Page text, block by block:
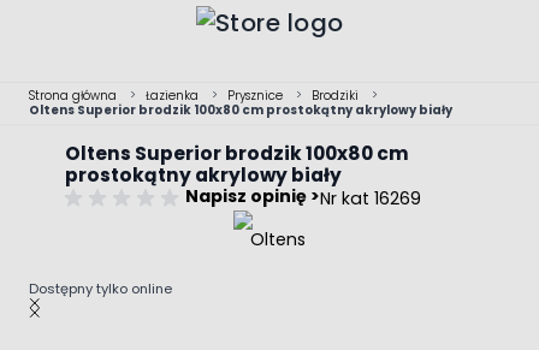
Strona główna > Łazienka > Prysznice > Brodziki
>
Oltens Superior brodzik 100x80 cm prostokątny akrylowy biały
Oltens Superior brodzik 100x80 cm
prostokątny akrylowy biały
Napisz opinię >Nr kat 16269
Dostępny tylko online
Main image
Click to view image in fullscreen